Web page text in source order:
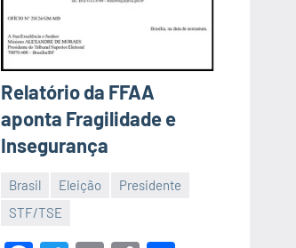
Relatório da FFAA
aponta Fragilidade e
Insegurança
Brasil Eleição
Presidente
STF/TSE
10Luis